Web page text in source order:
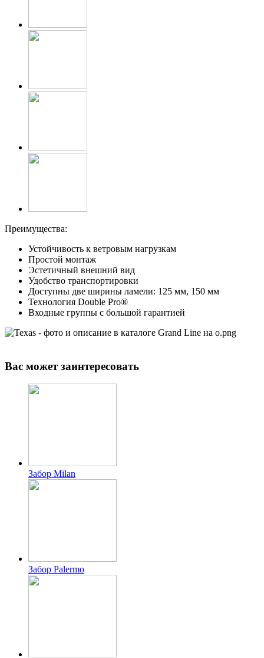
Преимущества:
Устойчивость к ветровым нагрузкам
Простой монтаж
Эстетичный внешний вид
Удобство транспортировки
Доступны две ширины ламели: 125 мм, 150 мм
Технология Double Pro®
Входные группы с большой гарантией
Вас может заинтересовать
Забор Milan
Забор Palermo